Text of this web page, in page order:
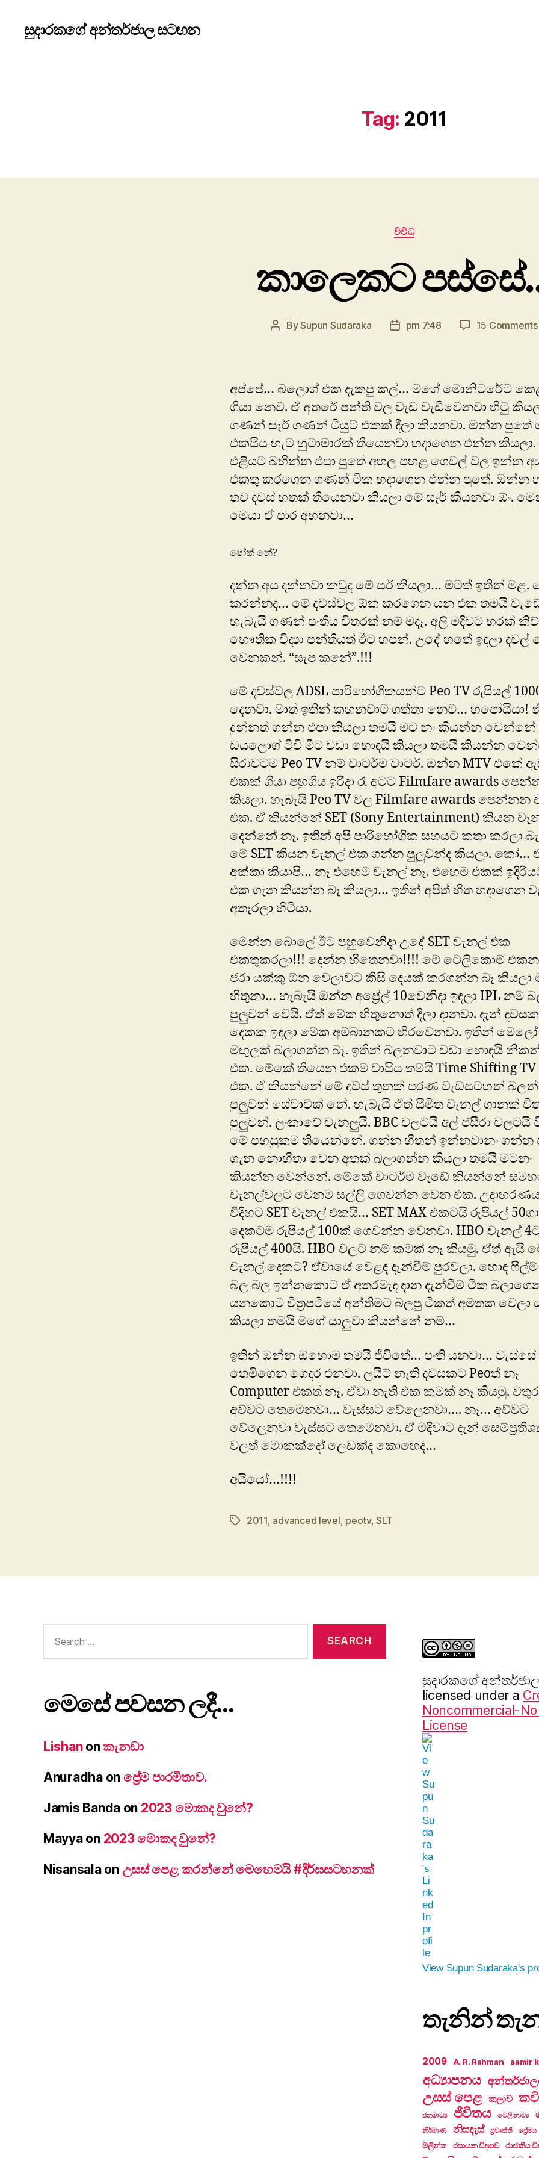
සුදාරකගේ අන්තර්ජාල සටහන
Tag: 2011
Categories
විවිධ
කාලෙකට
PostBySupun Sudaraka
Postpm 7:48 15 Comments
අප්පේ… බ්ලොග් එක දැකපු කල්… මගේ මොනිටරේට
ගියා නෙව. ඒ අතරේ පන්ති වල වැඩ වැඩිවෙනවා හිටු
ගණන් සෑර් ගණන් ටියුට් එකක් දීලා කියනවා. ඔන්න
එකසිය හැට හුටාමාරක් තියෙනවා හදාගෙන එන්න
එළියට බහින්න එපා පුතේ අහල පහළ ගෙවල් වල ඉන්න
එකතු කරගෙන ගණන් ටික හදාගෙන එන්න පුතේ. ඔන්න
තව දවස් හතක් තියෙනවා කියලා මේ සෑර් කියනවා ඕං.
මෙයා ඒ පාර අහනවා…
ෂෝ‍ක් නේ?
දන්න අය දන්නවා කවුද ‍මේ සර් කියලා… මටත් ඉතින් මළ.
කරන්නද… මේ දවස්වල ඕක කරගෙන යන එක තමයි
හැබැයි ගණන් පංතිය විතරක් නම් මදෑ. අලි මදිවට හරක්
භෞතික විද්‍යා පන්තියත් ඊට හපන්. උදේ හතේ ඉඳලා දවල්
වෙනකන්. “සැප කනේ”.!!!
මේ දවස්වල ADSL පාරිභෝගිකයන්ට Peo TV රුපියල්
දෙනවා. මාත් ඉතින් කහනවාට ගත්තා නෙව… හපෝයියා!
දුන්නත් ගන්න එපා කියලා තමයි මට නං කියන්න වෙන්නේ
ඩයලොග් ටීවි ‍මීට වඩා හොඳයි කියලා තමයි කියන්න
සිරාවටම Peo TV නම් චාටර්ම චාටර්. ඔන්න MTV එකේ
එකක් ගියා පහුගිය ඉරිදා රෑ අටට Filmfare awards
කියලා. හැබැයි Peo TV වල Filmfare awards පෙන්නන
එක. ඒ කියන්නේ SET (Sony Entertainment) කියන
දෙන්නේ නෑ. ඉතින් අපි පාරිභෝගික සහයට කතා කරලා
මේ SET කියන චැනල් එක ගන්න පුලුවන්ද කියලා. ‍කෝ…
අක්කා කියාපි… නෑ එහෙම චැනල් නෑ. එහෙම එකක්
එක ගැන කියන්න බෑ කියලා… ඉතින් අපිත් හිත හදාගෙන
අතෑරලා හිටියා.
මෙන්න බොලේ ඊට පහුවෙනිදා උදේ SET චැනල් එක
එකතුකරලා!!! දෙන්න හිතෙනවා!!!! මේ ටෙලිකොම්
ජරා යක්කු ඕන වෙලාවට කිසි දෙයක් කරගන්න බෑ කියලා
හිතුනා… හැබැයි ඔන්න අප්‍රේල් 10වෙනිදා ඉඳලා IPL නම්
පුලුවන් වෙයි. ඒත් මේක හිතුනොත් දීලා දානවා. දැන් දවසක
දෙකක ඉඳලා මේක අම්බානකට හිරවෙනවා. ඉතින් මෙලෝ
‍මඟුලක් බලාගන්න බෑ. ඉතින් බලනවාට වඩා හොඳයි
එක. මේකේ තියෙන එකම වාසිය තමයි Time Shifting
එක. ඒ කියන්නේ මේ දවස් තුනක් පරණ වැඩසටහන්
පුලුවන් සේවාවක් නේ. හැබැයි ඒත් සීමිත චැනල් ගානක්
පුලුවන්. ලංකාවේ චැනලුයි. BBC වලටයි අල් ජසීරා වලටයි
මේ පහසුකම තියෙන්නේ. ගන්න හිතන් ඉන්නවානං ගන්න
ගැන නොහිතා වෙන අතක් බලාගන්න කියලා තමයි මටනං
කියන්න වෙන්නේ. ‍මේකේ චාටර්ම වැඩේ කියන්නේ
චැනල්වලට වෙනම සල්ලි ගෙවන්න වෙන එක.
විදිහට SET චැනල් එකයි… SET MAX එකටයි රුපියල්
දෙකටම රුපියල් 100ක් ගෙවන්න වෙනවා. HBO චැනල්
රුපියල් 400යි. HBO වලට නම් කමක් නෑ කියමු. ඒත් ඇයි
චැනල් දෙකට? ඒවායේ වෙළඳ දැන්වීම් පුරවලා. ‍හොඳ
බල බල ඉන්නකොට ඒ අතරමැද දාන දැන්වීම් ටික
යනකොට චිත්‍රපටියේ අන්තිමට බලපු ටිකත් අමතක වෙලා
කියලා තමයි මගේ යාලුවා කියන්නේ නම්…
ඉතින් ඔන්න ඔහොම තමයි ජීවිතේ… පංති යනවා… වැස්සේ
තෙමිගෙන ගෙදර එනවා. ලයිට් නැති දවසකට Peoත් නෑ
Computer එකත් නෑ. ඒවා නැති එක කමක් නෑ කියමු.
අව්වට තෙමෙනවා… වැස්සට වේලෙනවා…. නෑ… අව්වට
වේලෙනවා වැස්සට තෙමෙනවා. ‍ඒ මදිවාට දැන්
වලත් මොකක්දෝ ලෙඩක්ද කොහෙද…
අයියෝ…!!!!
Tags2011, advanced level, peotv,SLT
for:
මෙසේ පවසන ලදී…
Lishanonකැනඩා
Anuradhaon ප්‍රේම පාරමිතාව.
Jamis Banda on 2023 මොකද වුනේ?
Mayyaon 2023 මොකද වුනේ?
Nisansalaon උසස් පෙළ කරන්නේ මෙහෙමයි #දීර්ඝසටහනක්
සුදාරක‍ගේ
licensed under a
Noncommercial-
License
View Supun Sudaraka's
තැනින්
2009 A. R. Rahman aamir
අධ්‍යාපනය
උසස් පෙළ කලාව කවි
ජනමාධ්‍ය
ජීවිතය ටෙලි නාට්‍ය
නිර්මාණ
නිසඳැස් ප්‍රවෘත්ති ප්‍රේමය
මලින්ත රසායන විද්‍යාව රාජකීය